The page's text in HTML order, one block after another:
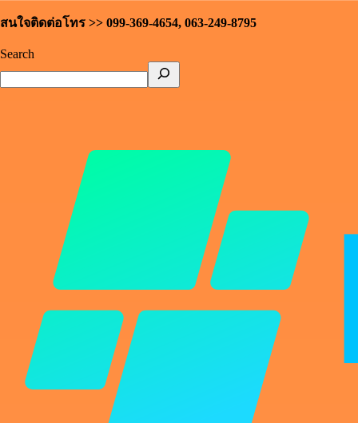
สนใจติดต่อโทร >> 099-369-4654, 063-249-8795
Search